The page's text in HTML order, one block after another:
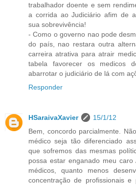
trabalhador doente e sem
a corrida ao Judiciário afim de
sua sobrevivência!
- Como o governo nao pode
do país, nao restara outra
carreira atrativa para atrair
tabela favorecer os medicos
abarrotar o judiciário de lá com
Responder
HSaraivaXavier
15/1/12
Bem, concordo parcialmente.
médico seja tão diferenciado
que sofremos das mesmas
possa estar enganado meu
médicos, quanto menos
concentração de profissionais e